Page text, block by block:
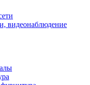
видеонаблюдение